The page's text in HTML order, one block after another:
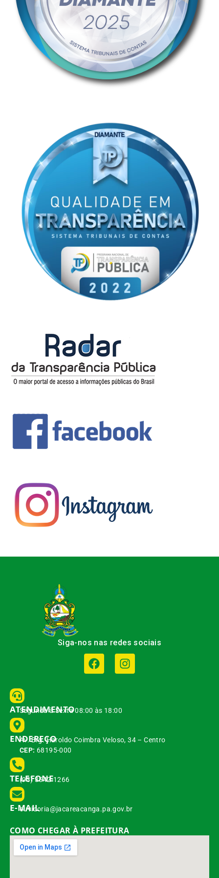
Siga-nos nas redes sociais
ATENDIMENTO
Segunda à Sexta 08:00 às 18:00
ENDEREÇO
Av. Brg. Haroldo Coimbra Veloso, 34 – Centro
CEP: 68195-000
TELEFONE
(93) 3542-1266
E-MAIL
ouvidoria@jacareacanga.pa.gov.br
COMO CHEGAR À PREFEITURA